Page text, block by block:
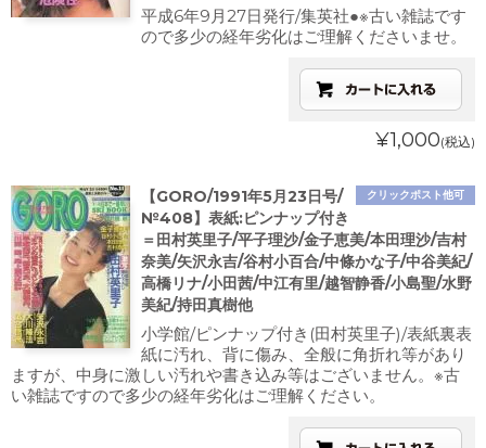
平成6年9月27日発行/集英社●※古い雑誌です
ので多少の経年劣化はご理解くださいませ。
¥1,000(税込)
クリックポスト他可
【GORO/1991年5月23日号/
№408】表紙:ピンナップ付き
＝田村英里子/平子理沙/金子恵美/本田理沙/吉村
奈美/矢沢永吉/谷村小百合/中條かな子/中谷美紀/
高橋リナ/小田茜/中江有里/越智静香/小島聖/水野
美紀/持田真樹他
小学館/ピンナップ付き(田村英里子)/表紙裏表
紙に汚れ、背に傷み、全般に角折れ等があり
ますが、中身に激しい汚れや書き込み等はございません。※古
い雑誌ですので多少の経年劣化はご理解ください。